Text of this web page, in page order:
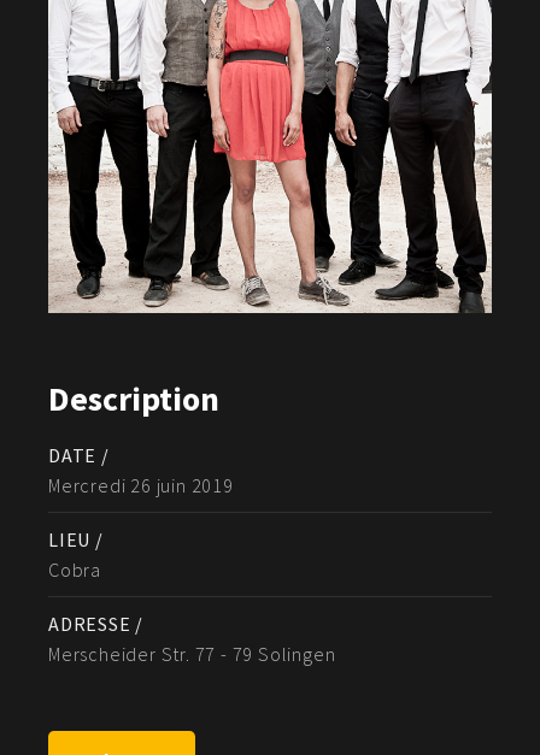
Description
DATE /
Mercredi 26 juin 2019
LIEU /
Cobra
ADRESSE /
Merscheider Str. 77 - 79 Solingen